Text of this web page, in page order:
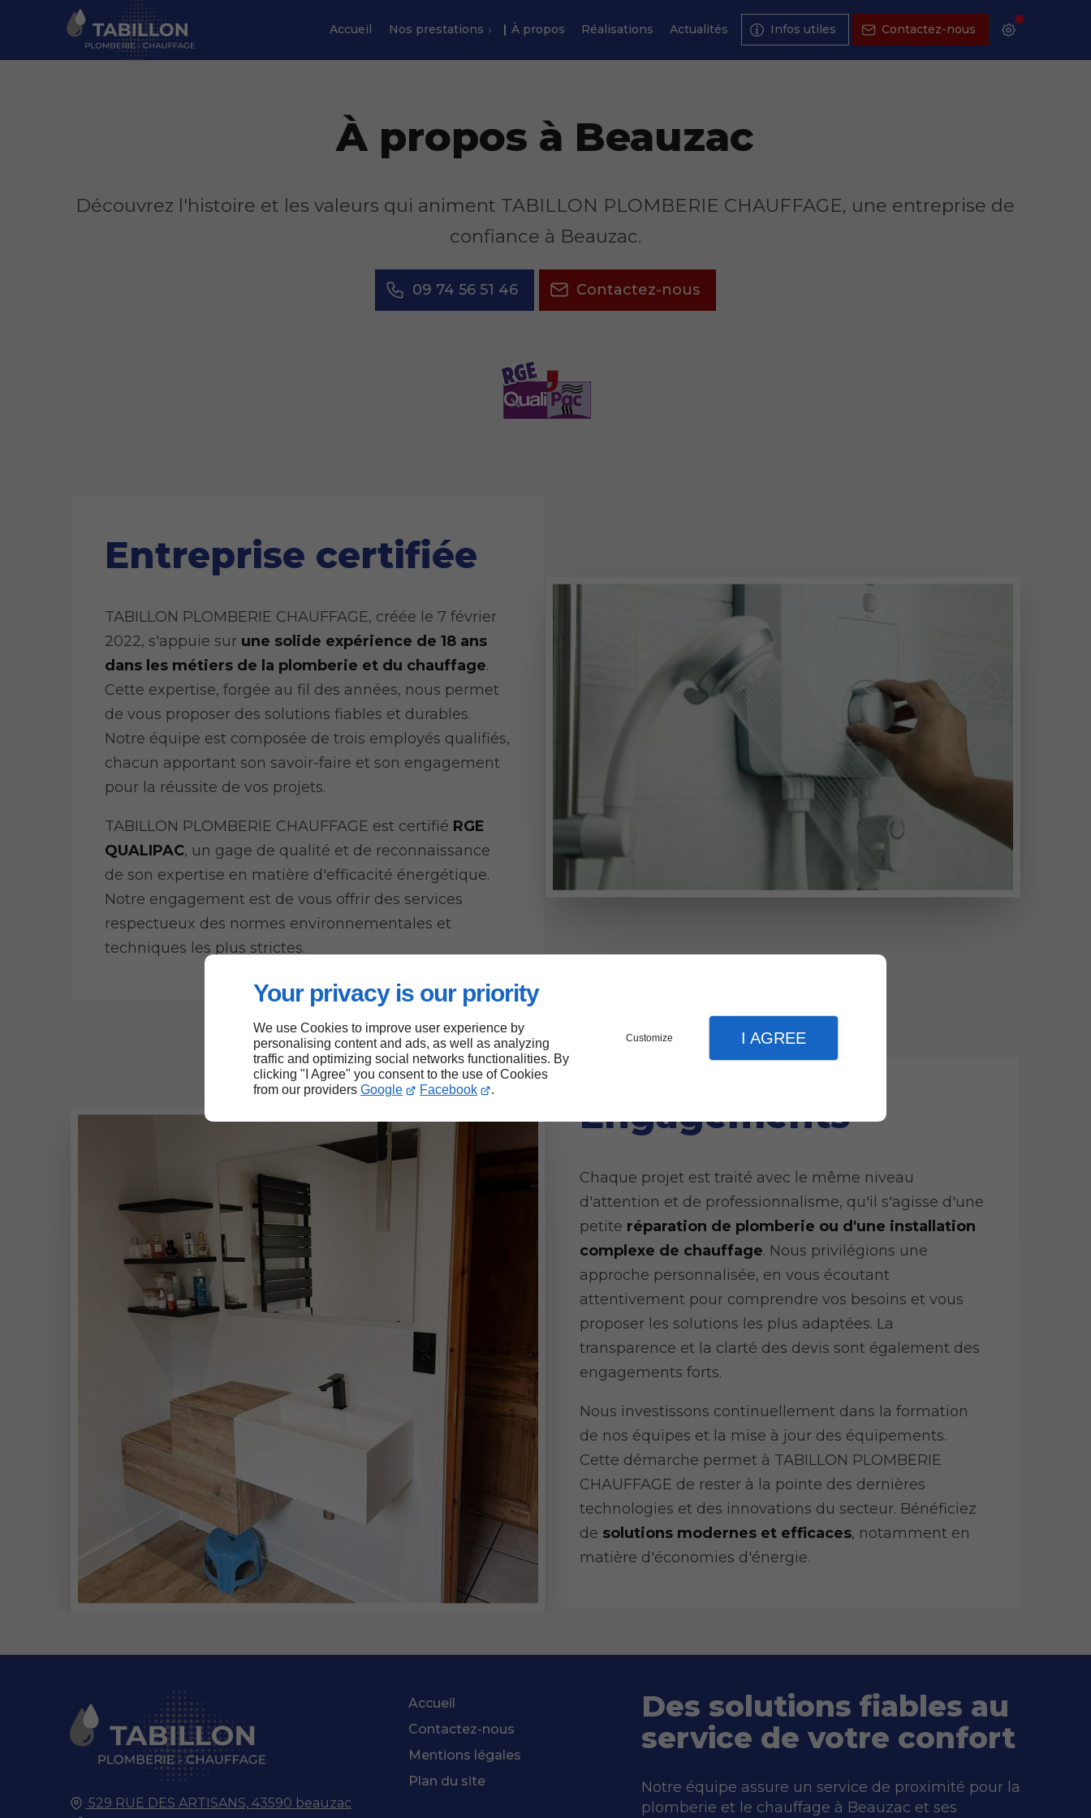
Your privacy is our priority
We use Cookies to improve user experience by
personalising content and ads, as well as analyzing
traffic and optimizing social networks functionalities. By
clicking "I Agree" you consent to the use of Cookies
from our providers Google Facebook .
Customize I AGREE
Accueil Nos prestations À propos Réalisations Actualités Infos utiles Contactez-nous
À propos à Beauzac
Découvrez l'histoire et les valeurs qui animent TABILLON PLOMBERIE CHAUFFAGE, une entreprise de
confiance à Beauzac.
09 74 56 51 46 Contactez-nous
Entreprise certifiée
TABILLON PLOMBERIE CHAUFFAGE, créée le 7 février
2022, s'appuie sur une solide expérience de 18 ans
dans les métiers de la plomberie et du chauffage.
Cette expertise, forgée au fil des années, nous permet
de vous proposer des solutions fiables et durables.
Notre équipe est composée de trois employés qualifiés,
chacun apportant son savoir-faire et son engagement
pour la réussite de vos projets.
TABILLON PLOMBERIE CHAUFFAGE est certifié RGE
QUALIPAC, un gage de qualité et de reconnaissance
de son expertise en matière d'efficacité énergétique.
Notre engagement est de vous offrir des services
respectueux des normes environnementales et
techniques les plus strictes.
Engagements
Chaque projet est traité avec le même niveau
d'attention et de professionnalisme, qu'il s'agisse d'une
petite réparation de plomberie ou d'une installation
complexe de chauffage. Nous privilégions une
approche personnalisée, en vous écoutant
attentivement pour comprendre vos besoins et vous
proposer les solutions les plus adaptées. La
transparence et la clarté des devis sont également des
engagements forts.
Nous investissons continuellement dans la formation
de nos équipes et la mise à jour des équipements.
Cette démarche permet à TABILLON PLOMBERIE
CHAUFFAGE de rester à la pointe des dernières
technologies et des innovations du secteur. Bénéficiez
de solutions modernes et efficaces, notamment en
matière d'économies d'énergie.
529 RUE DES ARTISANS, 43590 beauzac
Accueil
Contactez-nous
Mentions légales
Plan du site
Des solutions fiables au
service de votre confort
Notre équipe assure un service de proximité pour la
plomberie et le chauffage à Beauzac et ses